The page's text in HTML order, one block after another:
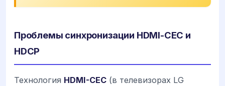
Проблемы синхронизации HDMI-CEC и
HDCP
Технология HDMI-CEC (в телевизорах LG